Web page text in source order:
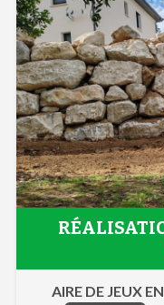
AIRE DE JEUX